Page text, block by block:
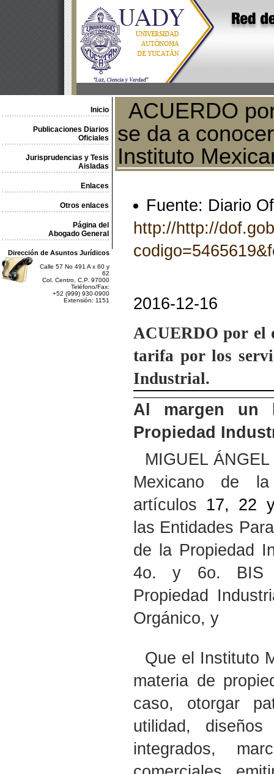
Inicio
Publicaciones Diarios
Oficiales
Jurisprudencias y Tesis
Aisladas
Enlaces
Otros enlaces
Página del
Abogado General
Dirección de Asuntos Jurídicos
Calle 57 No 491 A x 60 y
62
Col. Centro, C.P. 97000
Teléfono/Fax:
+52 (999) 930-0900
Extensión: 1151
ACUERDO
se da a
Instituto
Fuente: Diario
http://http://
2016-12-16
ACUERDO por el
tarifa por los
Industrial.
Al margen un
Propiedad
MIGUEL
Mexicano de
artículos 17, 22
las Entidades
de la Propiedad
4o. y 6o. BIS
Propiedad
Orgánico, y
Que el Instituto
materia de
caso, otorgar
utilidad,
integrados,